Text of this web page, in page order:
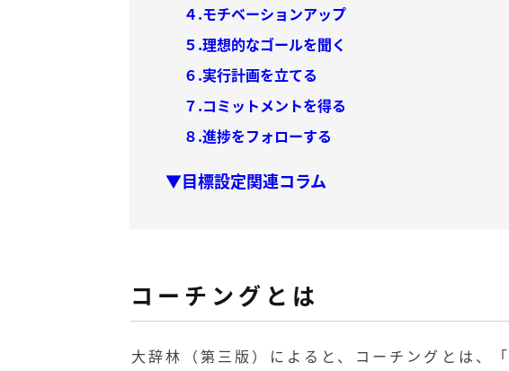
４.モチベーションアップ
５.理想的なゴールを聞く
６.実行計画を立てる
７.コミットメントを得る
８.進捗をフォローする
▼目標設定関連コラム
コーチングとは
大辞林（第三版）によると、コーチングとは、